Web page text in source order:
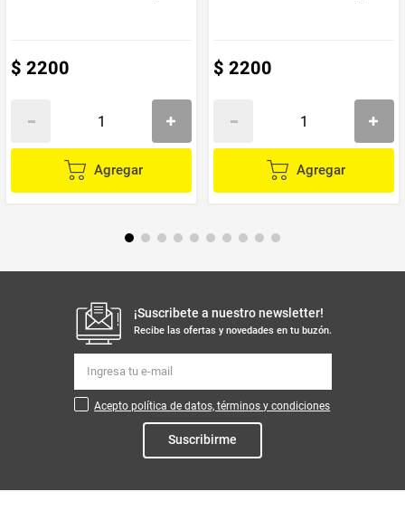
$ 2200
Agregar
$ 2200
Agregar
¡Suscribete a nuestro newsletter!
Recibe las ofertas y novedades en tu buzón.
Acepto política de datos, términos y condiciones
Suscribirme